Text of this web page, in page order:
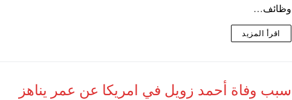
وظائف…
اقرأ المزيد
سبب وفاة أحمد زويل في امريكا عن عمر يناهز